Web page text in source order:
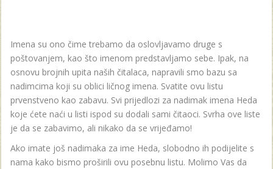
Imena su ono čime trebamo da oslovljavamo druge s
poštovanjem, kao što imenom predstavljamo sebe. Ipak, na
osnovu brojnih upita naših čitalaca, napravili smo bazu sa
nadimcima koji su oblici ličnog imena. Svatite ovu listu
prvenstveno kao zabavu. Svi prijedlozi za nadimak imena Heda
koje ćete naći u listi ispod su dodali sami čitaoci. Svrha ove liste
je da se zabavimo, ali nikako da se vrijeđamo!
Ako imate još nadimaka za ime Heda, slobodno ih podijelite s
nama kako bismo proširili ovu posebnu listu. Molimo Vas da